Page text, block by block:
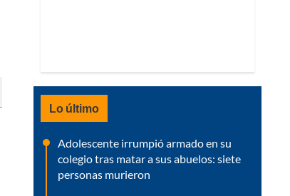
Lo último
Adolescente irrumpió armado en su
colegio tras matar a sus abuelos: siete
personas murieron